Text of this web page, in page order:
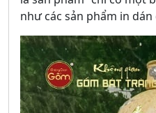
như các sản phẩm in dán